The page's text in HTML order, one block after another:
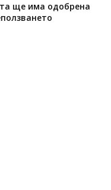
ще има одобрена